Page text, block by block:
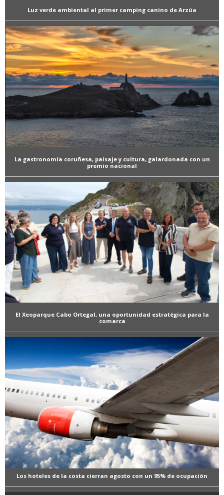
Luz verde ambiental al primer camping canino de Arzúa
La gastronomía coruñesa, paisaje y cultura, galardonada con un
premio nacional
El Xeoparque Cabo Ortegal, una oportunidad estratégica para la
comarca
Los hoteles de la costa cierran agosto con un 95% de ocupación